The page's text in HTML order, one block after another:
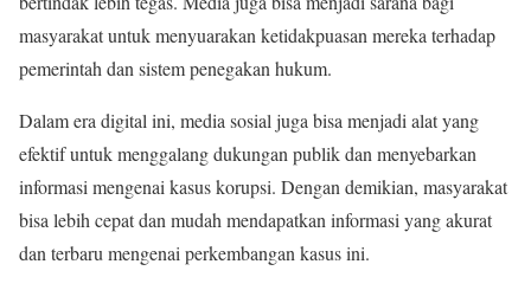
masyarakat untuk menyuarakan ketidakpuasan mereka terhadap
pemerintah dan sistem penegakan hukum.
Dalam era digital ini, media sosial juga bisa menjadi alat yang
efektif untuk menggalang dukungan publik dan menyebarkan
informasi mengenai kasus korupsi. Dengan demikian, masyarakat
bisa lebih cepat dan mudah mendapatkan informasi yang akurat
dan terbaru mengenai perkembangan kasus ini.